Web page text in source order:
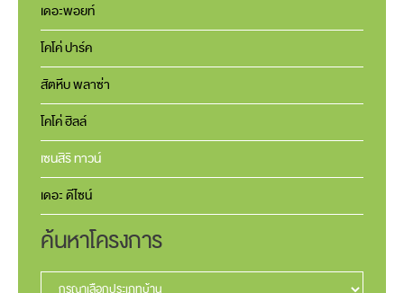
เดอะพอยท์
โคโค่ ปาร์ค
สัตหีบ พลาซ่า
โคโค่ ฮิลล์
เซนสิริ ทาวน์
เดอะ ดีไซน์
ค้นหาโครงการ